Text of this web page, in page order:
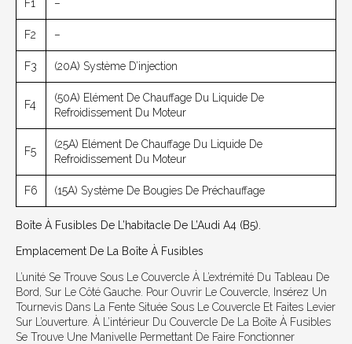
F1 –
F2 –
F3 (20A) Système D’injection
F4
(50A) Elément De Chauffage Du Liquide De
Refroidissement Du Moteur
F5
(25A) Elément De Chauffage Du Liquide De
Refroidissement Du Moteur
F6 (15A) Système De Bougies De Préchauffage
Boîte À Fusibles De L’habitacle De L’Audi A4 (B5).
Emplacement De La Boîte À Fusibles
L’unité Se Trouve Sous Le Couvercle À L’extrémité Du Tableau De
Bord, Sur Le Côté Gauche. Pour Ouvrir Le Couvercle, Insérez Un
Tournevis Dans La Fente Située Sous Le Couvercle Et Faites Levier
Sur L’ouverture. À L’intérieur Du Couvercle De La Boîte À Fusibles
Se Trouve Une Manivelle Permettant De Faire Fonctionner